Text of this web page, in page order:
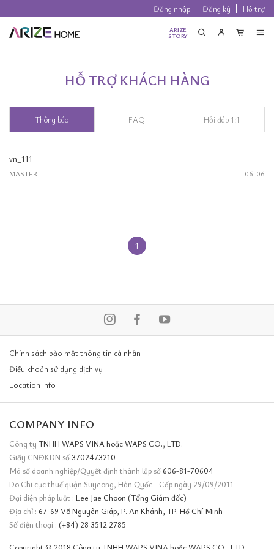
Đăng nhập Đăng ký Hỗ trợ
ARIZE
STORY
HỖ TRỢ KHÁCH HÀNG
Thông báo FAQ Hỏi đáp 1:1
vn_111
MASTER 06-06
1
Chính sách bảo mật thông tin cá nhân
Điều khoản sử dụng dịch vụ
Location Info
COMPANY INFO
Công ty TNHH WAPS VINA hoặc WAPS CO., LTD.
Giấy CNĐKDN số3702473210
Mã số doanh nghiệp/Quyết định thành lập số 606-81-70604
Do Chi cục thuế quận Suyeong, Hàn Quốc - Cấp ngày 29/09/2011
Đại diện pháp luật : Lee Jae Choon (Tổng Giám đốc)
Địa chỉ : 67-69 Võ Nguyên Giáp, P. An Khánh, TP. Hồ Chí Minh
Số điện thoại : (+84) 28 3512 2785